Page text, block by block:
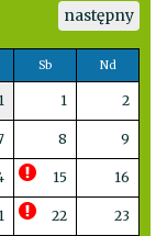
następny
Sb Nd
1 2
8 9
15 16
22 23